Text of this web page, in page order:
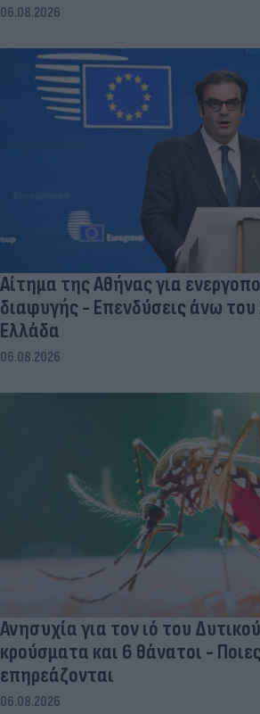
06.08.2026
Αίτημα της Αθήνας για
διαφυγής - Επενδύσεις άνω
Ελλάδα
06.08.2026
Ανησυχία για τον ιό του
κρούσματα και 6 θάνατοι -
επηρεάζονται
06.08.2026